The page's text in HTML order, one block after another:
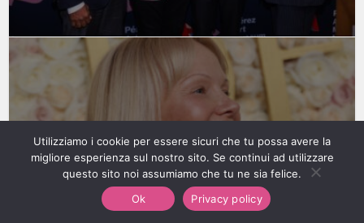
Golden Globe 2025: trionfano Emilia
Pérez e Shōgun
Utilizziamo i cookie per essere sicuri che tu possa avere la
migliore esperienza sul nostro sito. Se continui ad utilizzare
questo sito noi assumiamo che tu ne sia felice.
Ok
Privacy policy